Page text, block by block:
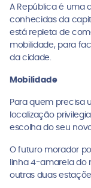
A República é uma
conhecidas da
está repleta de
mobilidade, para
da cidade.
Mobilidade
Para quem precisa
localização
escolha do seu
O futuro morador
linha 4-amarela do
outras duas